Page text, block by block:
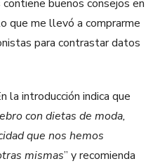
buenos consejos en
que me llevó a comprarme
para contrastar datos
la introducción indica que
con dietas de moda,
que nos hemos
mismas” y recomienda